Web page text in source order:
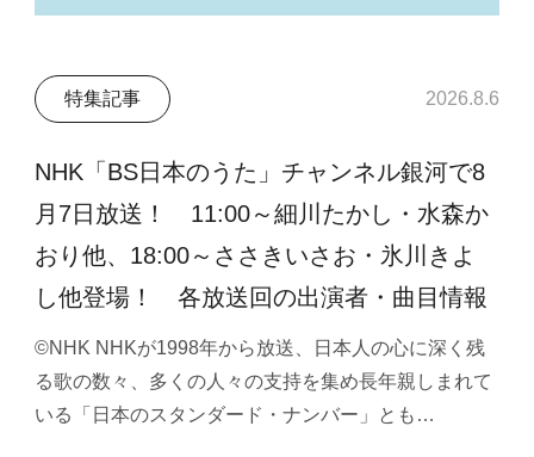
特集記事 2026.8.6
NHK「BS日本のうた」チャンネル銀河で8
月7日放送！ 11:00～細川たかし・水森か
おり他、18:00～ささきいさお・氷川きよ
し他登場！ 各放送回の出演者・曲目情報
©NHK NHKが1998年から放送、日本人の心に深く残
る歌の数々、多くの人々の支持を集め長年親しまれて
いる「日本のスタンダード・ナンバー」とも…